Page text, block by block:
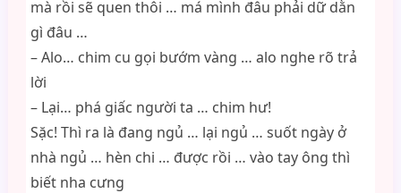
mà rồi sẽ quen thôi … má mình đâu phải dữ dằn
gì đâu …
– Alo… chim cu gọi bướm vàng … alo nghe rõ trả
lời
– Lại… phá giấc người ta … chim hư!
Sặc! Thì ra là đang ngủ … lại ngủ … suốt ngày ở
nhà ngủ … hèn chi … được rồi … vào tay ông thì
biết nha cưng